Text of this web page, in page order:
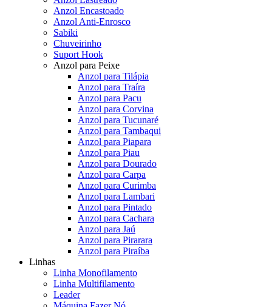
Anzol Encastoado
Anzol Anti-Enrosco
Sabiki
Chuveirinho
Suport Hook
Anzol para Peixe
Anzol para Tilápia
Anzol para Traíra
Anzol para Pacu
Anzol para Corvina
Anzol para Tucunaré
Anzol para Tambaqui
Anzol para Piapara
Anzol para Piau
Anzol para Dourado
Anzol para Carpa
Anzol para Curimba
Anzol para Lambari
Anzol para Pintado
Anzol para Cachara
Anzol para Jaú
Anzol para Pirarara
Anzol para Piraíba
Linhas
Linha Monofilamento
Linha Multifilamento
Leader